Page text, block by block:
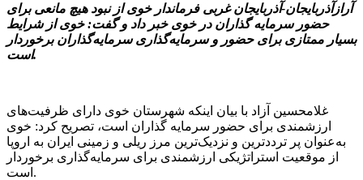
آرازآذربایجان-آذربایجان غربی فرماندار خوی از نبود هیچ مانعی برای
حضور سرمایه گذاران در خوی خبر داد و گفت: خوی از شرایط
بسیار ممتازی برای حضور و سرمایه‌گذاری سرمایه‌گذاران برخوردار
است.
غلامحسین آزاد با بیان اینکه شهرستان خوی دارای ظرفیت‌های
ارزشمندی برای حضور سرمایه گذاران است، تصریح کرد: خوی
به‌عنوان پر ترددترین و نزدیک‌ترین مرز ریلی و زمینی ایران به اروپا
از موقعیت استراتژیکی ارزشمندی برای سرمایه‌گذاری برخوردار
است.